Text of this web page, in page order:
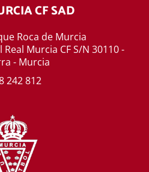
CF SAD
Roca de Murcia
Murcia CF S/N 30110 -
- Murcia
242 812